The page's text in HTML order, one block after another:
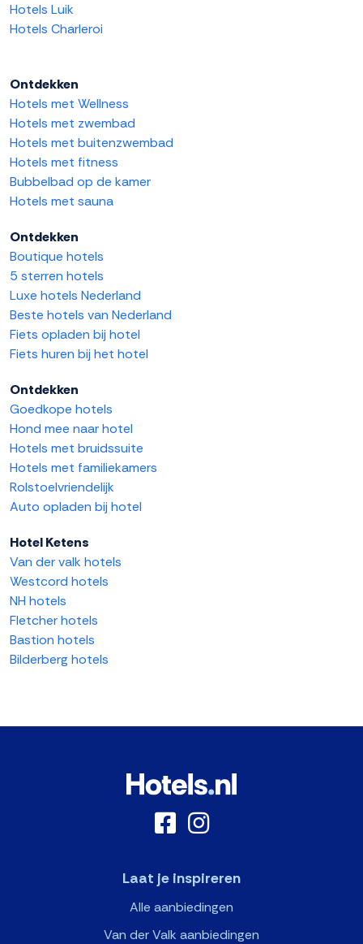
Hotels Luik
Hotels Charleroi
Ontdekken
Hotels met Wellness
Hotels met zwembad
Hotels met buitenzwembad
Hotels met fitness
Bubbelbad op de kamer
Hotels met sauna
Ontdekken
Boutique hotels
5 sterren hotels
Luxe hotels Nederland
Beste hotels van Nederland
Fiets opladen bij hotel
Fiets huren bij het hotel
Ontdekken
Goedkope hotels
Hond mee naar hotel
Hotels met bruidssuite
Hotels met familiekamers
Rolstoelvriendelijk
Auto opladen bij hotel
Hotel Ketens
Van der valk hotels
Westcord hotels
NH hotels
Fletcher hotels
Bastion hotels
Bilderberg hotels
Laat je inspireren
Alle aanbiedingen
Van der Valk aanbiedingen